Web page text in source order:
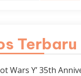
Terbaru
Wars Y’ 35th